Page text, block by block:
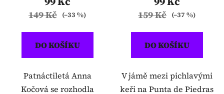
149 Kč (–33 %)
DO KOŠÍKU
Patnáctiletá Anna
Kočová se rozhodla
159 Kč (–37 %)
DO KOŠÍKU
V jámě mezi pichlavými
keři na Punta de Piedras